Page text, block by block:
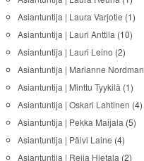
Asiantuntija | Laura Varjotie (1)
Asiantuntija | Lauri Anttila (10)
Asiantuntija | Lauri Leino (2)
Asiantuntija | Marianne Nordman
Asiantuntija | Minttu Tyykilä (1)
Asiantuntija | Oskari Lahtinen (4)
Asiantuntija | Pekka Maijala (5)
Asiantuntija | Päivi Laine (4)
Asiantuntija | Reija Hietala (2)